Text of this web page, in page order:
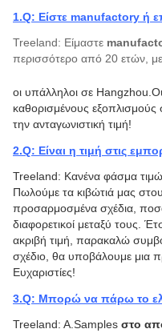
1.Q: Είστε manufactory ή
Treeland: Είμαστε
περισσότερο από 20 ετών,
οι υπάλληλοι σε
καθορισμένους εξοπλισμούς
την ανταγωνιστική τιμή!
2.Q: Είναι η τιμή στις
Treeland: Κανένα φάσμα τιμών
Πωλούμε τα κιβώτιά μας
προσαρμοσμένα σχέδια,
διαφορετικοί μεταξύ τους.
ακριβή τιμή, παρακαλώ
σχέδιο, θα υποβάλουμε μια
Ευχαριστίες!
3.Q: Μπορώ να πάρω το
Treeland: A.Samples στο